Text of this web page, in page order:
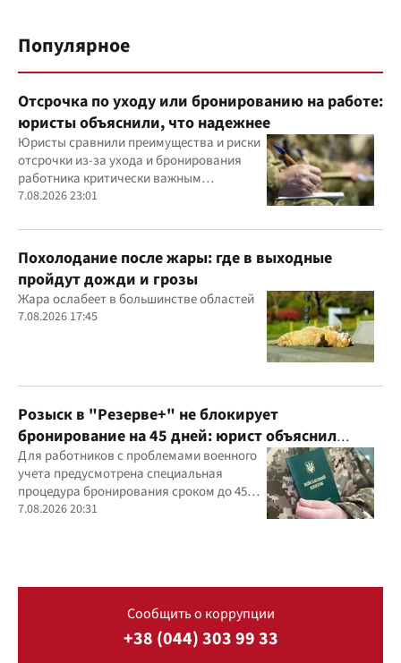
Популярное
Отсрочка по уходу или бронированию на работе:
юристы объяснили, что надежнее
Юристы сравнили преимущества и риски
отсрочки из-за ухода и бронирования
работника критически важным
предприятием
7.08.2026 23:01
Похолодание после жары: где в выходные
пройдут дожди и грозы
Жара ослабеет в большинстве областей
7.08.2026 17:45
Розыск в "Резерве+" не блокирует
бронирование на 45 дней: юрист объяснил
важный нюанс
Для работников с проблемами военного
учета предусмотрена специальная
процедура бронирования сроком до 45
дней
7.08.2026 20:31
Сообщить о коррупции
+38 (044) 303 99 33